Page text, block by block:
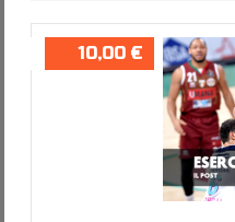
10,00 €
Password dimenticata?
Nome utente dimenticato?